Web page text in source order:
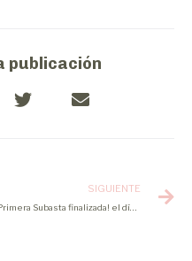
publicación
SIGUIENTE
¡Primera Subasta finalizada! el día 07/06 con precio a liquidación 1,603€/Kg